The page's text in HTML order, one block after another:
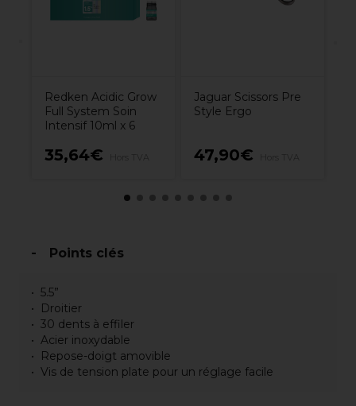
Redken Acidic Grow
Full System Soin
Intensif 10ml x 6
35,64€
Jaguar Scissors Pre
Style Ergo
47,90€
Points clés
5.5”
Droitier
30 dents à effiler
Acier inoxydable
Repose-doigt amovible
Vis de tension plate pour un réglage facile